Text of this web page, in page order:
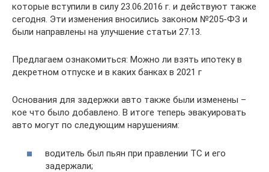
которые вступили в силу 23.06.2016 г. и действуют также
сегодня. Эти изменения вносились законом №205-ФЗ и
были направлены на улучшение статьи 27.13.
Предлагаем ознакомиться: Можно ли взять ипотеку в
декретном отпуске и в каких банках в 2021 г
Основания для задержки авто также были изменены –
кое что было добавлено. В итоге теперь эвакуировать
авто могут по следующим нарушениям:
водитель был пьян при правлении ТС и его
задержали;